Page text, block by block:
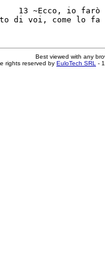
13 ~Ecco, io farò
di voi, come lo fa
Best viewed with any
rights reserved by EuloTech SRL -